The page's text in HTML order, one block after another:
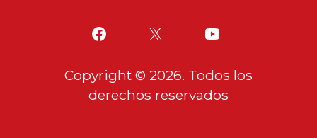
Copyright © 2026. Todos los
derechos reservados